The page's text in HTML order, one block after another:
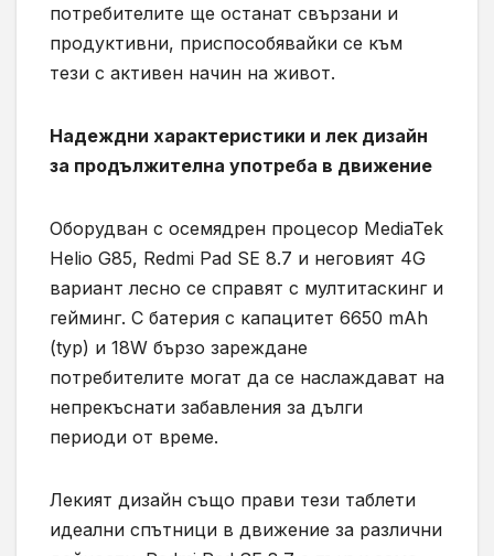
потребителите ще останат свързани и
продуктивни, приспособявайки се към
тези с активен начин на живот.
Надеждни характеристики и лек дизайн
за продължителна употреба в движение
Оборудван с осемядрен процесор MediaTek
Helio G85, Redmi Pad SE 8.7 и неговият 4G
вариант лесно се справят с мултитаскинг и
гейминг. С батерия с капацитет 6650 mAh
(typ) и 18W бързо зареждане
потребителите могат да се наслаждават на
непрекъснати забавления за дълги
периоди от време.
Лекият дизайн също прави тези таблети
идеални спътници в движение за различни